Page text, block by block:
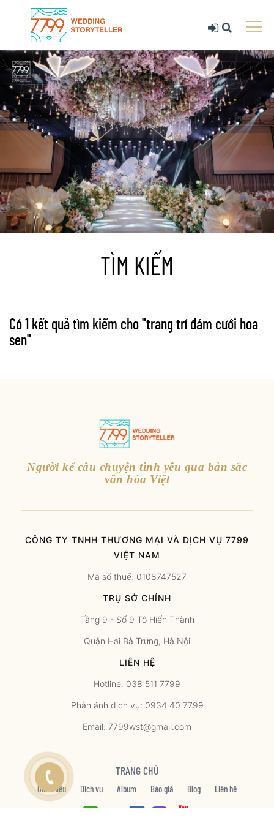
TÌM KIẾM
Có 1 kết quả tìm kiếm cho "trang trí đám cưới hoa
sen"
Người kể câu chuyện tình yêu qua bản sắc
văn hóa Việt
CÔNG TY TNHH THƯƠNG MẠI VÀ DỊCH VỤ 7799
VIỆT NAM
Mã số thuế: 0108747527
TRỤ SỞ CHÍNH
Tầng 9 - Số 9 Tô Hiến Thành
Quận Hai Bà Trưng, Hà Nội
LIÊN HỆ
Hotline: 038 511 7799
Phản ánh dịch vụ: 0934 40 7799
Email: 7799wst@gmail.com
TRANG CHỦ
Giới thiệu Dịch vụ Album Báo giá Blog Liên hệ